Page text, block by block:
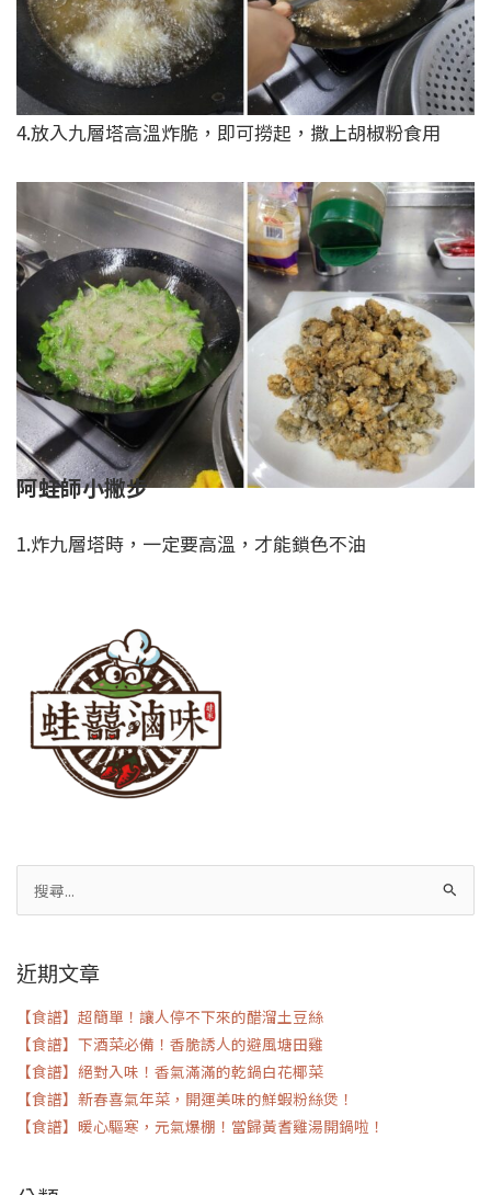
4.放入九層塔高溫炸脆，即可撈起，撒上胡椒粉食用
阿蛙師小撇步
1.炸九層塔時，一定要高溫，才能鎖色不油
尋
鍵
近期文章
【食譜】超簡單！讓人停不下來的醋溜土豆絲
【食譜】下酒菜必備！香脆誘人的避風塘田雞
【食譜】絕對入味！香氣滿滿的乾鍋白花椰菜
【食譜】新春喜氣年菜，開運美味的鮮蝦粉絲煲！
【食譜】暖心驅寒，元氣爆棚！當歸黃耆雞湯開鍋啦！